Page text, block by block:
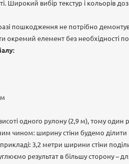
Широкий вибір текстур і кольорів
пошкодження не потрібно
окремий елемент без необхідності
одного рулону (2,9 м), тому один
чином: ширину стіни будемо
3,2 метри ширини стіни
результат в більшу сторону –